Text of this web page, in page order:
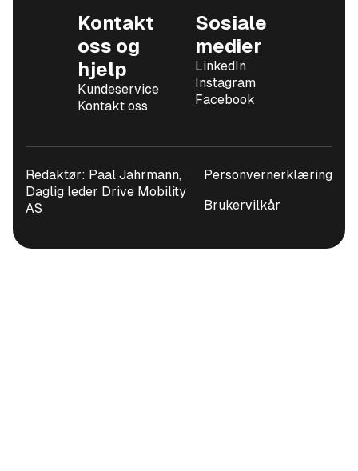
Kontakt
oss og
hjelp
Kundeservice
Kontakt oss
Sosiale
medier
LinkedIn
Instagram
Facebook
Redaktør: Paal Jahrmann,
Daglig leder Drive Mobility
AS
Personvernerklæring
Brukervilkår